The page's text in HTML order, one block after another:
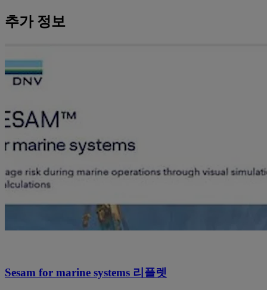
추가 정보
Sesam for marine systems 리플렛